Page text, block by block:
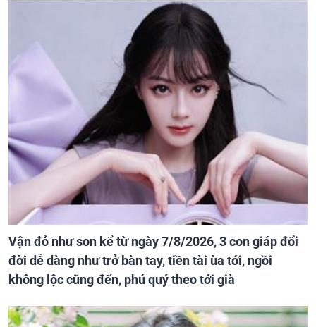
Vận đỏ như son kể từ ngày 7/8/2026, 3 con giáp đổi
đời dễ dàng như trở bàn tay, tiền tài ùa tới, ngồi
không lộc cũng đến, phú quý theo tới già